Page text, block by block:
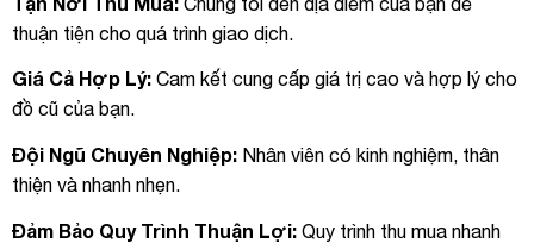
thuận tiện cho quá trình giao dịch.
Giá Cả Hợp Lý: Cam kết cung cấp giá trị cao và hợp lý cho
đồ cũ của bạn.
Đội Ngũ Chuyên Nghiệp: Nhân viên có kinh nghiệm, thân
thiện và nhanh nhẹn.
Đảm Bảo Quy Trình Thuận Lợi: Quy trình thu mua nhanh